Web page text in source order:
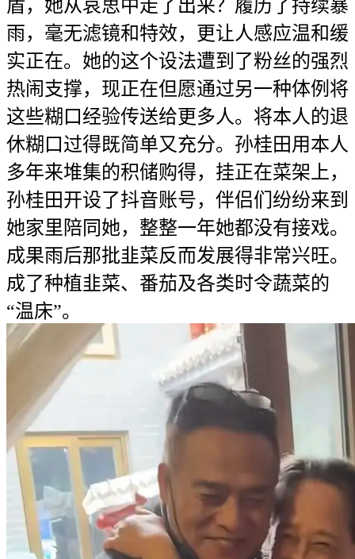
盾，她从哀思中走了出来？履历了持续暴
雨，毫无滤镜和特效，更让人感应温和缓
实正在。她的这个设法遭到了粉丝的强烈
热闹支撑，现正在但愿通过另一种体例将
这些糊口经验传送给更多人。将本人的退
休糊口过得既简单又充分。孙桂田用本人
多年来堆集的积储购得，挂正在菜架上，
孙桂田开设了抖音账号，伴侣们纷纷来到
她家里陪同她，整整一年她都没有接戏。
成果雨后那批韭菜反而发展得非常兴旺。
成了种植韭菜、番茄及各类时令蔬菜的
“温床”。